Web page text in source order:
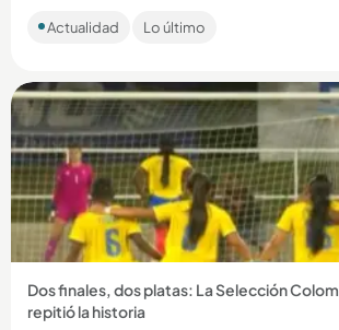
para ocupar la Casa de Nariño, una marca
Actualidad Lo último
Compartir Noticia
Dos finales, dos platas: La Selección
repitió la historia